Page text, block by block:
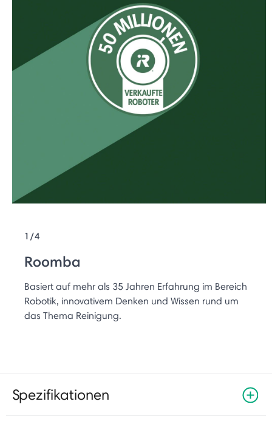
1/4
Roomba
Basiert auf mehr als 35 Jahren Erfahrung im Bereich
Robotik, innovativem Denken und Wissen rund um
das Thema Reinigung.
Spezifikationen